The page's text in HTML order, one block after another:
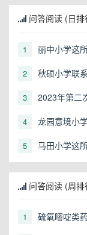
问答阅读 (日排
1 丽中小学这
2
秋硕小学联
3
2023年第二
4 龙园意境小
5 马田小学这
问答阅读 (周排
1 硫氧嘧啶类